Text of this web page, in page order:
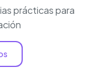
prácticas para